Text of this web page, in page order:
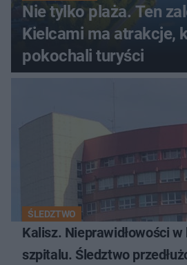
Nie tylko plaża. Ten
Kielcami ma atrakcje,
pokochali turyści
ŚLEDZTWO
Kalisz. Nieprawidłowości
szpitalu. Śledztwo